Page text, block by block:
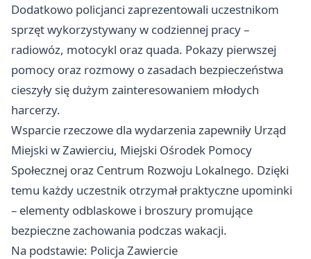
Dodatkowo policjanci zaprezentowali uczestnikom
sprzęt wykorzystywany w codziennej pracy –
radiowóz, motocykl oraz quada. Pokazy pierwszej
pomocy oraz rozmowy o zasadach bezpieczeństwa
cieszyły się dużym zainteresowaniem młodych
harcerzy.
Wsparcie rzeczowe dla wydarzenia zapewniły Urząd
Miejski w Zawierciu, Miejski Ośrodek Pomocy
Społecznej oraz Centrum Rozwoju Lokalnego. Dzięki
temu każdy uczestnik otrzymał praktyczne upominki
– elementy odblaskowe i broszury promujące
bezpieczne zachowania podczas wakacji.
Na podstawie: Policja Zawiercie